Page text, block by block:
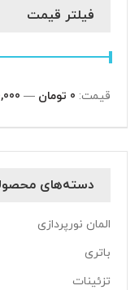
فیلتر قیمت
قيمت: 0 تومان —
دسته‌های
المان نورپردازی
باتری
تزئینات